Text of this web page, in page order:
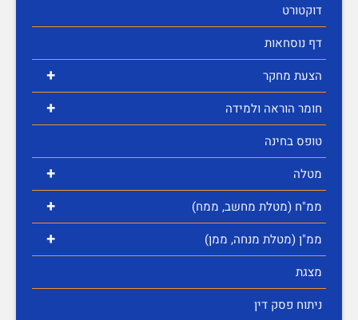
דוקטורט
דף נוסחאות
+ הצעת מחקר
+
חומר הוראה ולמידה
טופס בחינה
+ מטלה
+ ממ"ח (מטלת מחשב, ממח)
+
ממ"ן (מטלת מנחה, ממן)
מצגת
ניתוח פסק דין